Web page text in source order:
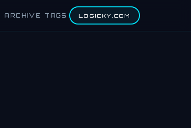
ARCHIVE TAGS LOGICKY.COM